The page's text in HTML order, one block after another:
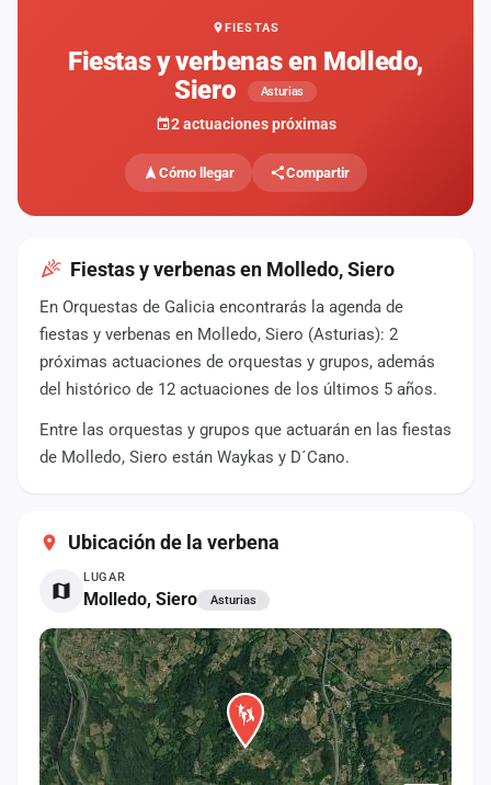
FIESTAS
Fiestas y verbenas en Molledo,
Siero
Asturias
2 actuaciones próximas
Cómo llegar Compartir
Fiestas y verbenas en Molledo, Siero
En Orquestas de Galicia encontrarás la agenda de
fiestas y verbenas en Molledo, Siero (Asturias): 2
próximas actuaciones de orquestas y grupos, además
del histórico de 12 actuaciones de los últimos 5 años.
Entre las orquestas y grupos que actuarán en las fiestas
de Molledo, Siero están Waykas y D´Cano.
Ubicación de la verbena
LUGAR
Molledo, Siero Asturias
fiestas
Agencias
Rankings
Vídeos
Anuncios
Iniciar
sesión
Administración
Contacto